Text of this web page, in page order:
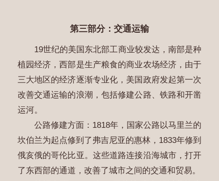
第三部分：交通运输
19世纪的美国东北部工商业较发达，南部是种
植园经济，西部是生产粮食的商业农场经济，由于
三大地区的经济逐渐专业化，美国政府发起第一次
改善交通运输的浪潮，包括修建公路、铁路和开凿
运河。
公路修建方面：1818年，国家公路以马里兰的
坎伯兰为起点修到了弗吉尼亚的惠林，1833年修到
俄亥俄的哥伦比亚。这些道路连接沿海城市，打开
了东西部的通道，改善了城市之间的交通和贸易。